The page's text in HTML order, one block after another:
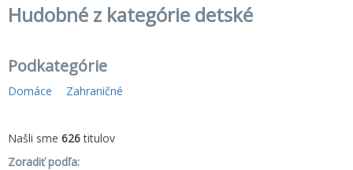
Hudobné z kategórie detské
Podkategórie
Domáce Zahraničné
Našli sme 626titulov
Zoradiť podľa: